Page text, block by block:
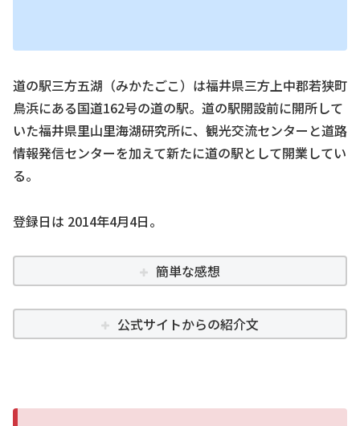
道の駅三方五湖（みかたごこ）は福井県三方上中郡若狭町
鳥浜にある国道162号の道の駅。道の駅開設前に開所して
いた福井県里山里海湖研究所に、観光交流センターと道路
情報発信センターを加えて新たに道の駅として開業してい
る。
登録日は 2014年4月4日。
簡単な感想
公式サイトからの紹介文